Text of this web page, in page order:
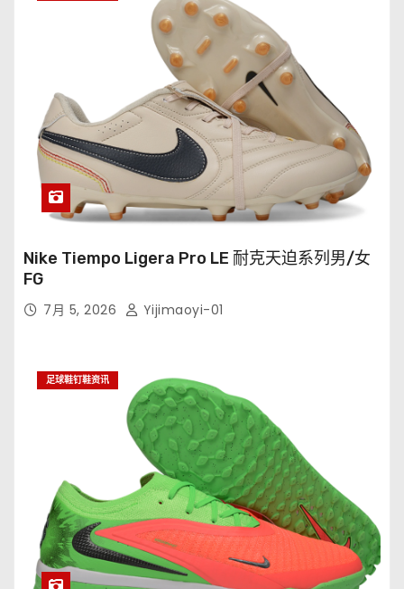
Nike Tiempo Ligera Pro LE 耐克天迫系列男/女
FG
7月 5, 2026 Yijimaoyi-01
足球鞋钉鞋资讯